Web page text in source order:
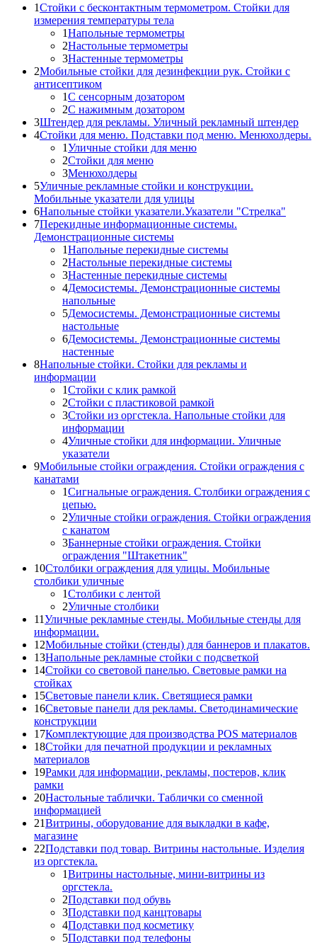
1Стойки с бесконтактным термометром. Стойки для
измерения температуры тела
1Напольные термометры
2Настольные термометры
3Настенные термометры
2Мобильные стойки для дезинфекции рук. Стойки с
антисептиком
1С сенсорным дозатором
2С нажимным дозатором
3Штендер для рекламы. Уличный рекламный штендер
4Стойки для меню. Подставки под меню. Менюхолдеры.
1Уличные стойки для меню
2Стойки для меню
3Менюхолдеры
5Уличные рекламные стойки и конструкции.
Мобильные указатели для улицы
6Напольные стойки указатели.Указатели "Стрелка"
7Перекидные информационные системы.
Демонстрационные системы
1Напольные перекидные системы
2Настольные перекидные системы
3Настенные перекидные системы
4Демосистемы. Демонстрационные системы
напольные
5Демосистемы. Демонстрационные системы
настольные
6Демосистемы. Демонстрационные системы
настенные
8Напольные стойки. Стойки для рекламы и
информации
1Стойки с клик рамкой
2Стойки с пластиковой рамкой
3Стойки из оргстекла. Напольные стойки для
информации
4Уличные стойки для информации. Уличные
указатели
9Мобильные стойки ограждения. Стойки ограждения с
канатами
1Сигнальные ограждения. Столбики ограждения с
цепью.
2Уличные стойки ограждения. Стойки ограждения
с канатом
3Баннерные стойки ограждения. Стойки
ограждения "Штакетник"
10Столбики ограждения для улицы. Мобильные
столбики уличные
1Столбики с лентой
2Уличные столбики
11Уличные рекламные стенды. Мобильные стенды для
информации.
12Мобильные стойки (стенды) для баннеров и плакатов.
13Напольные рекламные стойки с подсветкой
14Стойки со световой панелью. Световые рамки на
стойках
15Световые панели клик. Светящиеся рамки
16Световые панели для рекламы. Светодинамические
конструкции
17Комплектующие для производства POS материалов
18Стойки для печатной продукции и рекламных
материалов
19Рамки для информации, рекламы, постеров, клик
рамки
20Настольные таблички. Таблички со сменной
информацией
21Витрины, оборудование для выкладки в кафе,
магазине
22Подставки под товар. Витрины настольные. Изделия
из оргстекла.
1Витрины настольные, мини-витрины из
оргстекла.
2Подставки под обувь
3Подставки под канцтовары
4Подставки под косметику
5Подставки под телефоны